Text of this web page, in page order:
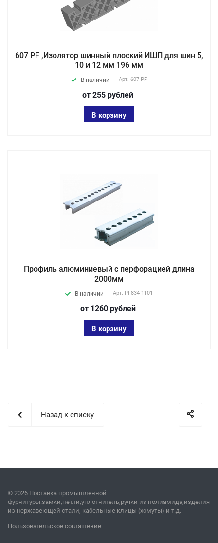
607 PF ,Изолятор шинный плоский ИШП для шин 5,
10 и 12 мм 196 мм
В наличии Арт. 607 PF
от 255 рублей
В корзину
Профиль алюминиевый с перфорацией длина
2000мм
В наличии Арт. PF834-1101
от 1260 рублей
В корзину
Назад к списку
© 2026 Поставка промышленной
фурнитуры:замки,петли,уплотнитель,ручки из полиамида,изделия
из нержавеющей стали, кабельные клицы (хомуты) и т.д.
Пользовательское соглашение